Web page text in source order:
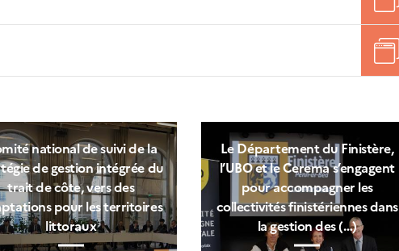
national de suivi de la
de gestion intégrée du
trait de côte, vers des
pour les territoires
littoraux
Le Département du Finistère,
l’UBO et le Cerema s’engagent
pour accompagner les
collectivités finistériennes dans
la gestion des (…)